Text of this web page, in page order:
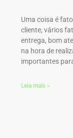
Uma coisa é
cliente, vários
entrega, bom
na hora de
importantes
Leia mais »